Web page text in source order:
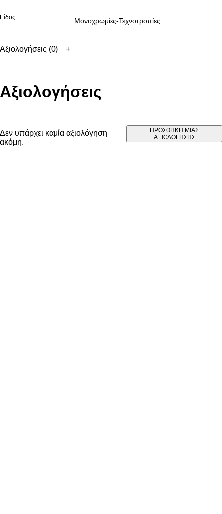
Είδος Μονοχρωμίες-Τεχνοτροπίες
Αξιολογήσεις (0)
Αξιολογήσεις
Δεν υπάρχει καμία αξιολόγηση
ακόμη.
ΠΡΟΣΘΉΚΗ ΜΊΑΣ
ΑΞΙΟΛΌΓΗΣΗΣ